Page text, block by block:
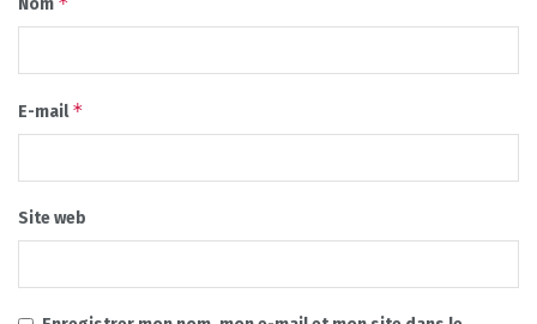
Nom
E-mail*
Site web